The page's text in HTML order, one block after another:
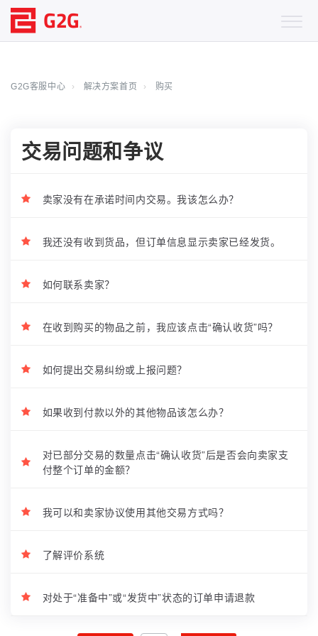
G2G客服中心 解决方案首页 购买
交易问题和争议
卖家没有在承诺时间内交易。我该怎么办？
我还没有收到货品，但订单信息显示卖家已经发货。
如何联系卖家？
在收到购买的物品之前，我应该点击“确认收货”吗？
如何提出交易纠纷或上报问题？
如果收到付款以外的其他物品该怎么办？
对已部分交易的数量点击“确认收货”后是否会向卖家支
付整个订单的金额？
我可以和卖家协议使用其他交易方式吗？
了解评价系统
对处于“准备中”或“发货中”状态的订单申请退款